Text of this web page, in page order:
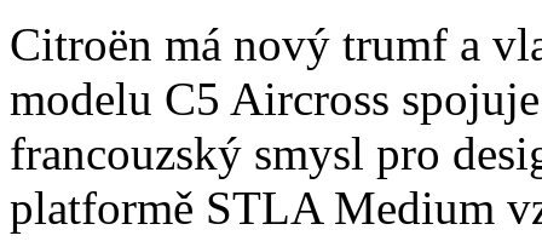
Citroën má nový trumf a
modelu C5 Aircross
francouzský smysl pro
platformě STLA Medium